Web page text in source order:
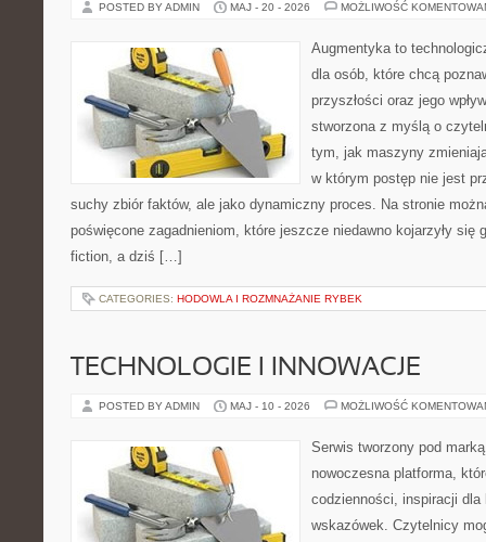
POSTED BY ADMIN MAJ - 20 - 2026 MOŻLIWOŚĆ
Augmentyka to
dla osób, które chcą
przyszłości oraz jego
stworzona z myślą o
tym, jak maszyny
w którym postęp nie jest
suchy zbiór faktów, ale jako dynamiczny proces. Na stronie
poświęcone zagadnieniom, które jeszcze niedawno kojarzyły się
fiction, a dziś […]
CATEGORIES: HODOWLA I ROZMNAŻANIE RYBEK
TECHNOLOGIE I INNOWACJE
POSTED BY ADMIN MAJ - 10 - 2026 MOŻLIWOŚĆ
Serwis tworzony pod
nowoczesna platforma,
codzienności, inspiracji
wskazówek. Czytelnicy